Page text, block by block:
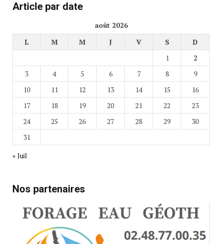
Article par date
août 2026
L
M M J V S
D
1
2
3
4 5 6 7 8
9
10
11 12 13 14 15
16
17
18 19 20 21 22
23
24
25 26 27 28 29
30
31
« Juil
Nos partenaires